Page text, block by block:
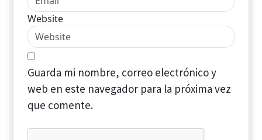
Website
Guarda mi nombre, correo electrónico y
web en este navegador para la próxima vez
que comente.